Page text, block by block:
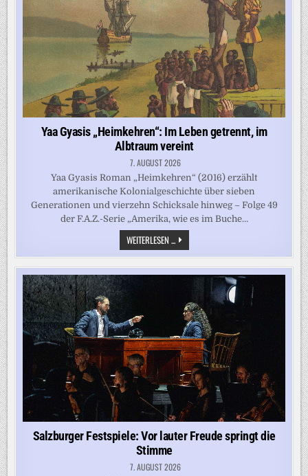
BÜCHER
Yaa Gyasis „Heimkehren“: Im Leben getrennt, im
Albtraum vereint
7. AUGUST 2026
Yaa Gyasis Roman „Heimkehren“ (2016) erzählt
amerikanische Kolonialgeschichte über sieben
Generationen und vierzehn Schicksale hinweg – Folge 49
der F.A.Z.-Serie „Amerika, wie es im Buche…
WEITERLESEN ... YAA
GYASIS
„HEIMKEHREN“:
IM
LEBEN
GETRENNT,
ALBTRAUM
VEREINT
Salzburger Festspiele: Vor lauter Freude springt die
Stimme
7. AUGUST 2026